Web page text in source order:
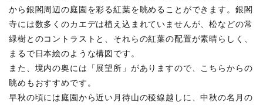
から銀閣周辺の庭園を彩る紅葉を眺めることができます。銀閣
寺には数多くのカエデは植え込まれていませんが、松などの常
緑樹とのコントラストと、それらの紅葉の配置が素晴らしく、
まるで日本絵のような構図です。
また、境内の奥には「展望所」がありますので、こちらからの
眺めもおすすめです。
早秋の頃には庭園から近い月待山の稜線越しに、中秋の名月の